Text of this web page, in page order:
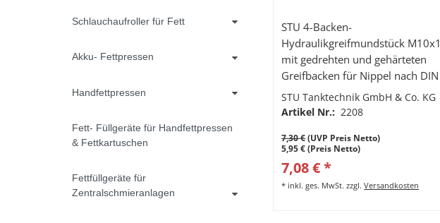
Schlauchaufroller für Fett
Akku- Fettpressen
Handfettpressen
Fett- Füllgeräte für Handfettpressen
& Fettkartuschen
Fettfüllgeräte für
Zentralschmieranlagen
STU 4-Backen-
Hydraulikgreifmundstück M10x1
mit gedrehten und gehärteten
Greifbacken für Nippel nach DIN
71412
STU Tanktechnik GmbH & Co. KG
Artikel Nr.: 2208
7,30 €(UVP Preis Netto)
5,95 € (Preis Netto)
7,08 € *
* inkl. ges. MwSt. zzgl.Versandkosten